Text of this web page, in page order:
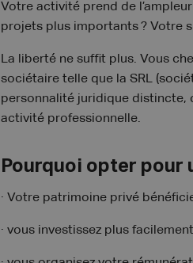
Votre activité prend de
projets plus importants ? Votre
La liberté ne suffit plus. Vous
sociétaire telle que la SRL
personnalité juridique distincte,
activité professionnelle.
Pourquoi opter pour
· Votre patrimoine privé
· vous investissez plus